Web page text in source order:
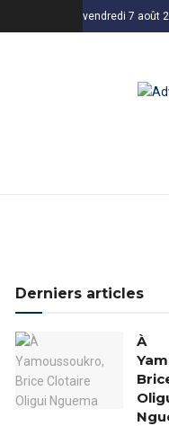
vendredi 7 août
Derniers articles
À